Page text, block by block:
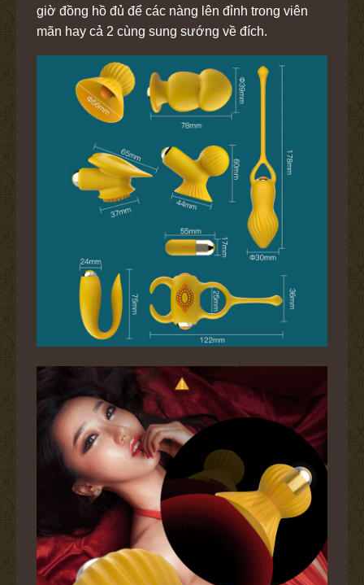
giờ đồng hồ đủ để các nàng lên đỉnh trong viên
mãn hay cả 2 cùng sung sướng về đích.